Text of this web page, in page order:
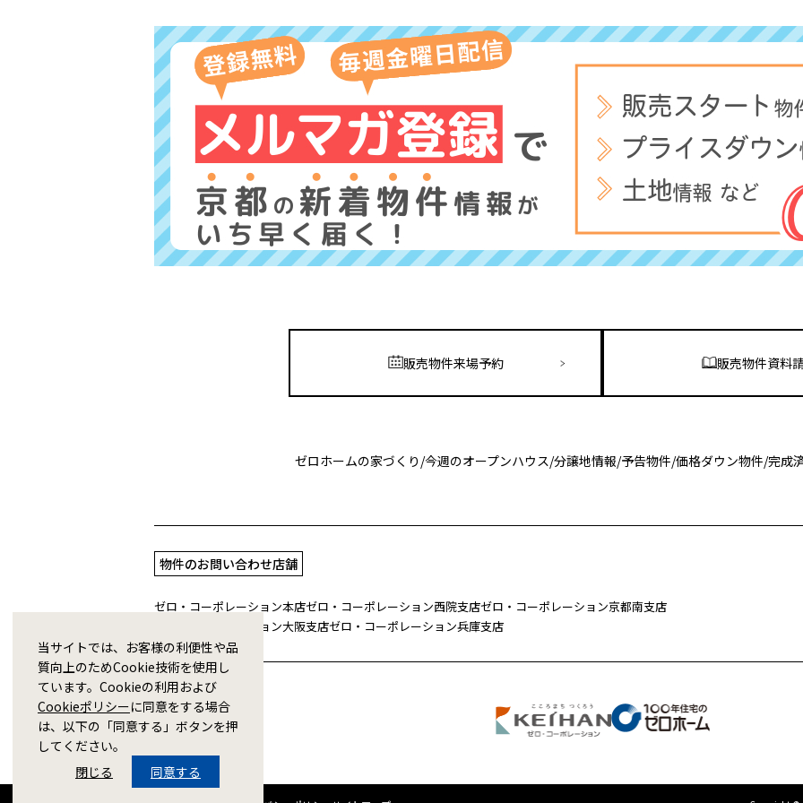
販売物件来場予約 販売物件資料
ゼロホームの家づくり /今週のオープンハウス/分譲地情報/予告物件/価格ダウン物件/完成
物件のお問い合わせ店舗
ゼロ・コーポレーション本店ゼロ・コーポレーション西院支店ゼロ・コーポレーション京都南支店
ゼロ・コーポレーション大阪支店ゼロ・コーポレーション兵庫支店
当サイトでは、お客様の利便性や品
質向上のためCookie技術を使用し
ています。Cookieの利用および
Cookieポリシーに同意をする場合
は、以下の「同意する」ボタンを押
してください。
閉じる
同意する